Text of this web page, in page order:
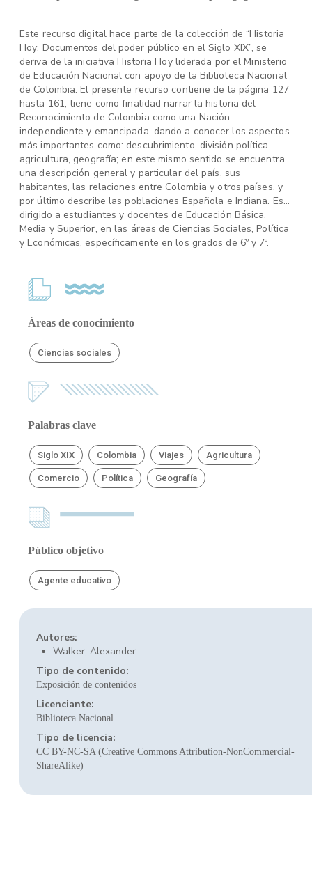
Este recurso digital hace parte de la colección de “Historia
Hoy: Documentos del poder público en el Siglo XIX”, se
deriva de la iniciativa Historia Hoy liderada por el Ministerio
de Educación Nacional con apoyo de la Biblioteca Nacional
de Colombia. El presente recurso contiene de la página 127
hasta 161, tiene como finalidad narrar la historia del
Reconocimiento de Colombia como una Nación
independiente y emancipada, dando a conocer los aspectos
más importantes como: descubrimiento, división política,
agricultura, geografía; en este mismo sentido se encuentra
una descripción general y particular del país, sus
habitantes, las relaciones entre Colombia y otros países, y
por último describe las poblaciones Española e Indiana. Está
dirigido a estudiantes y docentes de Educación Básica,
Media y Superior, en las áreas de Ciencias Sociales, Política
y Económicas, específicamente en los grados de 6º y 7º.
Áreas de conocimiento
Ciencias sociales
Palabras clave
Siglo XIX Colombia Viajes Agricultura
Comercio Política Geografía
Público objetivo
Agente educativo
Autores:
Walker, Alexander
Tipo de contenido:
Exposición de contenidos
Licenciante:
Biblioteca Nacional
Tipo de licencia:
CC BY-NC-SA (Creative Commons Attribution-NonCommercial-
ShareAlike)